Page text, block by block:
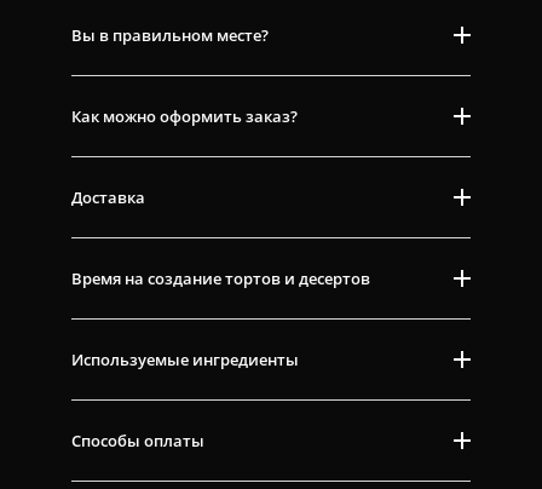
Вы в правильном месте?
Как можно оформить заказ?
Доставка
Время на создание тортов и десертов
Используемые ингредиенты
Способы оплаты